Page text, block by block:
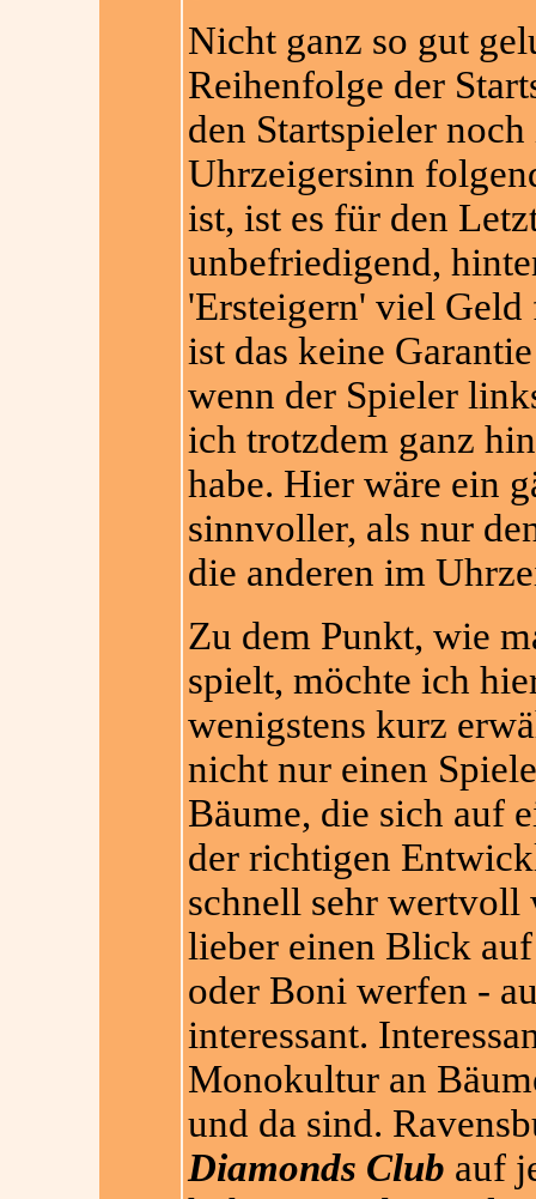
Nicht ganz so gut
Reihenfolge der
den Startspieler
Uhrzeigersinn
ist, ist es für den
unbefriedigend,
'Ersteigern' viel Geld
ist das keine
wenn der Spieler
ich trotzdem ganz
habe. Hier wäre ein
sinnvoller, als nur
die anderen im
Zu dem Punkt, wie
spielt, möchte ich
wenigstens kurz
nicht nur einen
Bäume, die sich auf
der richtigen
schnell sehr wertvoll
lieber einen Blick
oder Boni werfen -
interessant.
Monokultur an
und da sind.
Diamonds Club auf